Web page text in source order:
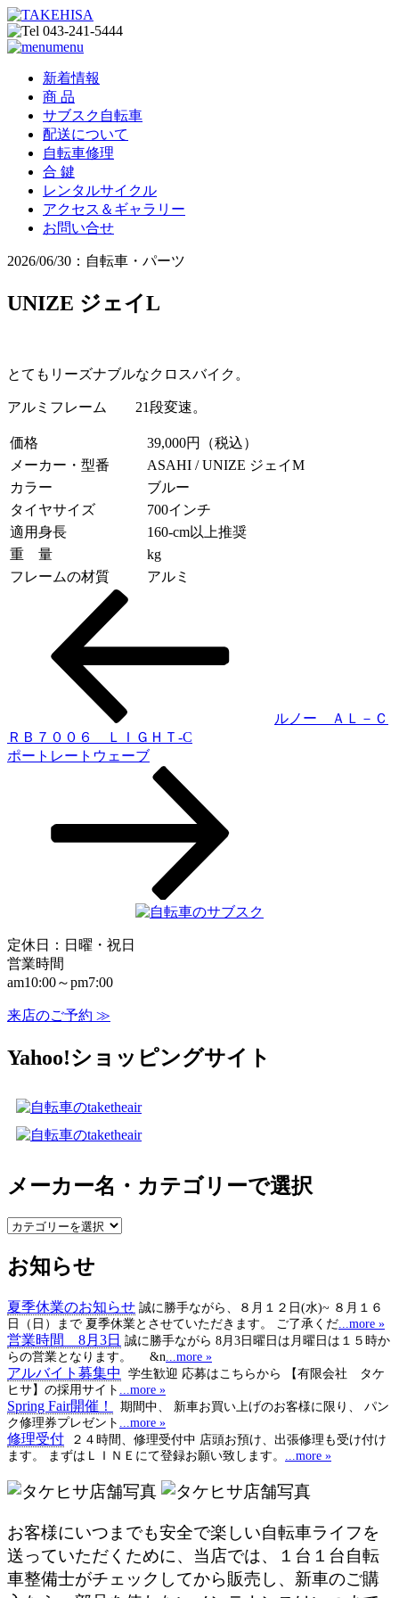
menu
新着情報
商 品
サブスク自転車
配送について
自転車修理
合 鍵
レンタルサイクル
アクセス＆ギャラリー
お問い合せ
2026/06/30：自転車・パーツ
UNIZE ジェイL
とてもリーズナブルなクロスバイク。
アルミフレーム 21段変速。
価格
39,000円（税込）
メーカー・型番
ASAHI / UNIZE ジェイM
カラー
ブルー
タイヤサイズ
700インチ
適用身長
160-cm以上推奨
重 量
kg
フレームの材質
アルミ
ー
ルノー ＡＬ－Ｃ
ＲＢ７００６ ＬＩＧＨＴ-C
ポートレートウェーブ
定休日：日曜・祝日
営業時間
am10:00～pm7:00
来店のご予約 ≫
Yahoo!ショッピングサイト
メーカー名・カテゴリーで選択
メ
カ
ー
名・
カ
テ
ゴ
リ
ー
で
選
択
お知らせ
夏季休業のお知らせ 誠に勝手ながら、８月１２日(水)~ ８月１６
日（日）まで 夏季休業とさせていただきます。 ご了承くだ...more »
営業時間 8月3日 誠に勝手ながら 8月3日曜日は月曜日は１５時か
らの営業となります。 &n...more »
アルバイト募集中
学生歓迎 応募はこちらから 【有限会社 タケ
ヒサ】の採用サイト ...more »
Spring Fair開催！
期間中、 新車お買い上げのお客様に限り、 パン
ク修理券プレゼント ...more »
修理受付
２４時間、修理受付中 店頭お預け、出張修理も受け付け
ます。 まずはＬＩＮＥにて登録お願い致します。 ...more »
お客様にいつまでも安全で楽しい自転車ライフを
送っていただくために、当店では、１台１台自転
車整備士がチェックしてから販売し、新車のご購